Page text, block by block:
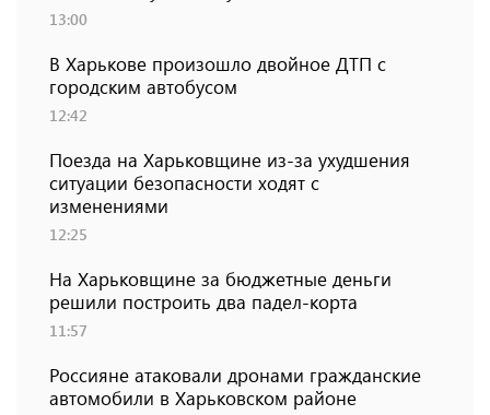
13:00
В Харькове произошло двойное ДТП с
городским автобусом
12:42
Поезда на Харьковщине из-за ухудшения
ситуации безопасности ходят с
изменениями
12:25
На Харьковщине за бюджетные деньги
решили построить два падел-корта
11:57
Россияне атаковали дронами гражданские
автомобили в Харьковском районе